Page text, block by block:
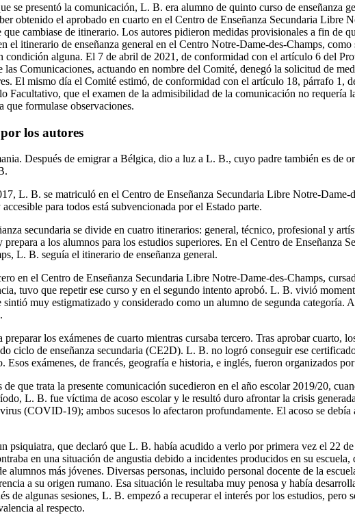
se presentó la comunicación, L. B. era alumno de quinto curso de enseñanza
obtenido el aprobado en cuarto en el Centro de Enseñanza Secundaria Libre
cambiase de itinerario. Los autores pidieron medidas provisionales a fin de
el itinerario de enseñanza general en el Centro Notre-Dame-des-Champs, como
condición alguna. El 7 de abril de 2021, de conformidad con el artículo 6 del
las Comunicaciones, actuando en nombre del Comité, denegó la solicitud de
El mismo día el Comité estimó, de conformidad con el artículo 18, párrafo 1,
Facultativo, que el examen de la admisibilidad de la comunicación no requería
que formulase observaciones.
los autores
Después de emigrar a Bélgica, dio a luz a L. B., cuyo padre también es de
L. B. se matriculó en el Centro de Enseñanza Secundaria Libre Notre-Dame-
para todos está subvencionada por el Estado parte.
secundaria se divide en cuatro itinerarios: general, técnico, profesional y
prepara a los alumnos para los estudios superiores. En el Centro de Enseñanza
L. B. seguía el itinerario de enseñanza general.
en el Centro de Enseñanza Secundaria Libre Notre-Dame-des-Champs,
tuvo que repetir ese curso y en el segundo intento aprobó. L. B. vivió
sintió muy estigmatizado y considerado como un alumno de segunda categoría.
los exámenes de cuarto mientras cursaba tercero. Tras aprobar cuarto,
ciclo de enseñanza secundaria (CE2D). L. B. no logró conseguir ese
Esos exámenes, de francés, geografía e historia, e inglés, fueron organizados
de que trata la presente comunicación sucedieron en el año escolar 2019/20,
L. B. fue víctima de acoso escolar y le resultó duro afrontar la crisis
(COVID-19); ambos sucesos lo afectaron profundamente. El acoso se debía
psiquiatra, que declaró que L. B. había acudido a verlo por primera vez el 22
en una situación de angustia debido a incidentes producidos en su escuela,
alumnos más jóvenes. Diversas personas, incluido personal docente de la
a su origen rumano. Esa situación le resultaba muy penosa y había
de algunas sesiones, L. B. empezó a recuperar el interés por los estudios, pero
al respecto.